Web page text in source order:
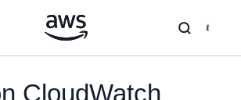
CloudWatch